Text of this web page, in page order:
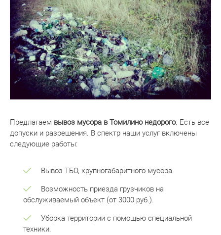
Предлагаем вывоз мусора в Томилино недорого. Есть все
допуски и разрешения. В спектр наши услуг включены
следующие работы:
Вывоз ТБО, крупногабаритного мусора.
Возможность приезда грузчиков на
обслуживаемый объект (от 3000 руб.).
Уборка территории с помощью специальной
техники.